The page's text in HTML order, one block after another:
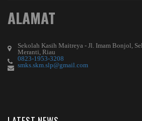
ALAMAT
Sekolah Kasih Maitreya - Jl. Imam Bonjol,
Meranti, Riau
0823-1953-3208
smks.skm.slp@gmail.com